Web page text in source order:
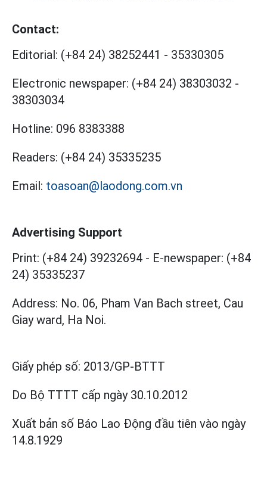
Contact:
Editorial: (+84 24) 38252441 - 35330305
Electronic newspaper: (+84 24) 38303032 -
38303034
Hotline: 096 8383388
Readers: (+84 24) 35335235
Email: toasoan@laodong.com.vn
Advertising Support
Print: (+84 24) 39232694 - E-newspaper: (+84
24) 35335237
Address: No. 06, Pham Van Bach street, Cau
Giay ward, Ha Noi.
Giấy phép số: 2013/GP-BTTT
Do Bộ TTTT cấp ngày 30.10.2012
Xuất bản số Báo Lao Động đầu tiên vào ngày
14.8.1929